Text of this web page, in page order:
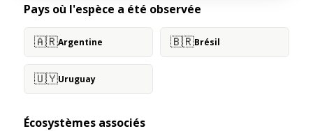
Pays où l'espèce a été observée
🇦🇷Argentine 🇧🇷Brésil
🇺🇾Uruguay
Écosystèmes associés